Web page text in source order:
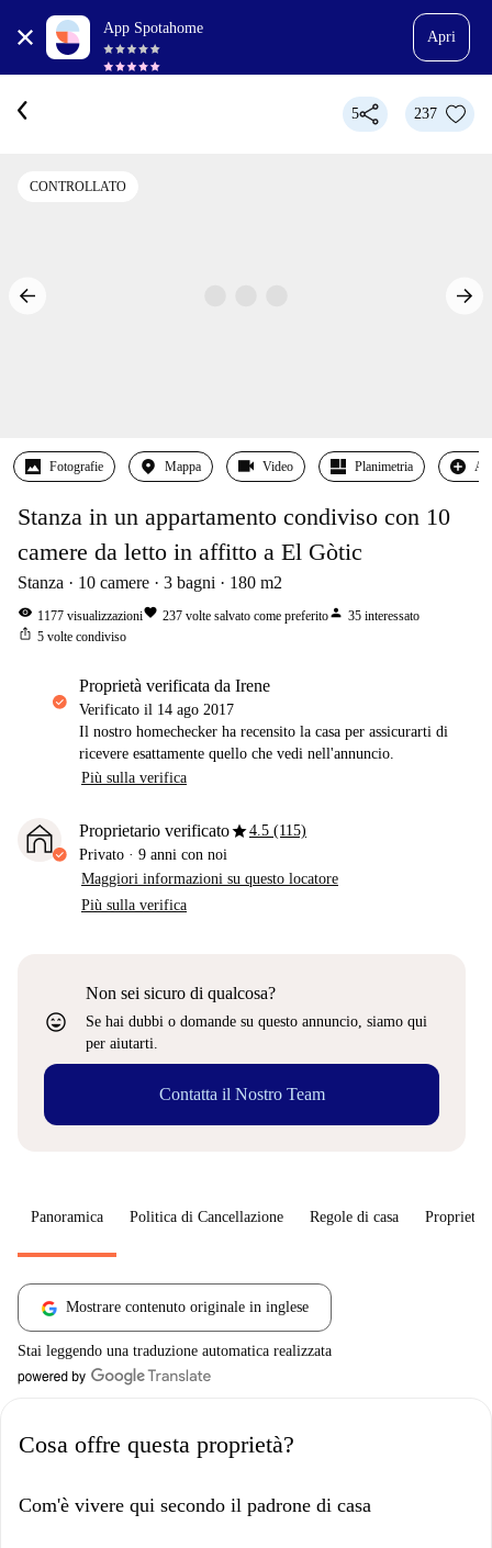
App Spotahome
Apri
5 237
CONTROLLATO
Fotografie Mappa Video Planimetria
Stanza in un appartamento condiviso con 10
camere da letto in affitto a El Gòtic
Stanza 10 camere 3 bagni 180 m2
visibility 1177 visualizzazionifavorite 237 volte salvato come preferitoperson 35 interessato
ios_share 5 volte condiviso
proprietà verificata da Irene
Verificato il 14 ago 2017
Il nostro homechecker ha recensito la casa per assicurarti di
ricevere esattamente quello che vedi nell'annuncio.
Più sulla verifica
Proprietario verificatostar4.5 (115)
Privato · 9 anni con noi
Maggiori informazioni su questo locatore
Più sulla verifica
sentiment_very_satisfied
Non sei sicuro di qualcosa?
Se hai dubbi o domande su questo annuncio, siamo qui
per aiutarti.
Contatta il Nostro Team
Panoramica Politica di Cancellazione Regole di casa
Mostrare contenuto originale in inglese
Stai leggendo una traduzione automatica realizzata
Cosa offre questa proprietà?
Com'è vivere qui secondo il padrone di casa